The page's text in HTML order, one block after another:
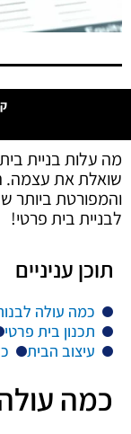
מה עלות בניית
שואלת את עצמה.
והמפורטת ביותר
לבניית בית פרטי!
תוכן עניניים
כמה עולה
תכנון בית פרטי
עיצוב הבית
כמה